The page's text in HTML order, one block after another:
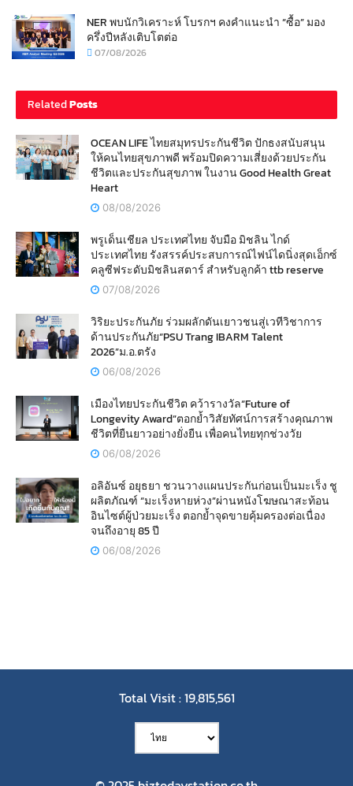
NER พบนักวิเคราะห์ โบรกฯ คงคำแนะนำ “ซื้อ” มอง
ครึ่งปีหลังเติบโตต่อ
07/08/2026
RelatedPosts
OCEAN LIFE ไทยสมุทรประกันชีวิต ปักธงสนับสนุน
ให้คนไทยสุขภาพดี พร้อมปิดความเสี่ยงด้วยประกัน
ชีวิตและประกันสุขภาพ ในงาน Good Health Great
Heart
08/08/2026
พรูเด็นเชียล ประเทศไทย จับมือ มิชลิน ไกด์
ประเทศไทย รังสรรค์ประสบการณ์ไฟน์ไดนิ่งสุดเอ็กซ์
คลูซีฟระดับมิชลินสตาร์ สำหรับลูกค้า ttb reserve
07/08/2026
วิริยะประกันภัย ร่วมผลักดันเยาวชนสู่เวทีวิชาการ
ด้านประกันภัย“PSU Trang IBARM Talent
2026”ม.อ.ตรัง
06/08/2026
เมืองไทยประกันชีวิต คว้ารางวัล“Future of
Longevity Award”ตอกย้ำวิสัยทัศน์การสร้างคุณภาพ
ชีวิตที่ยืนยาวอย่างยั่งยืน เพื่อคนไทยทุกช่วงวัย
06/08/2026
อลิอันซ์ อยุธยา ชวนวางแผนประกันก่อนเป็นมะเร็ง ชู
ผลิตภัณฑ์ “มะเร็งหายห่วง”ผ่านหนังโฆษณาสะท้อน
อินไซต์ผู้ป่วยมะเร็ง ตอกย้ำจุดขายคุ้มครองต่อเนื่อง
จนถึงอายุ 85 ปี
06/08/2026
Total Visit : 19,815,561